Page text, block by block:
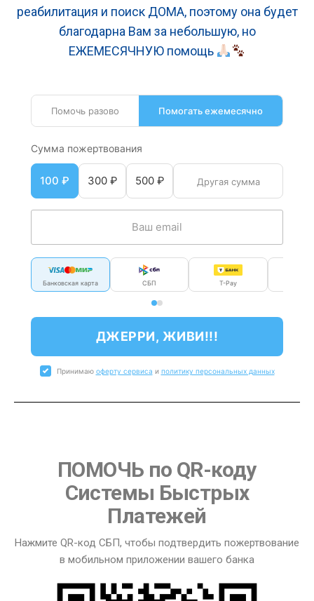
реабилитация и поиск ДОМА, поэтому она будет
благодарна Вам за небольшую, но
ЕЖЕМЕСЯЧНУЮ помощь
Помочь разово Помогать ежемесячно
Сумма пожертвования
100 ₽ 300 ₽ 500 ₽
Банковская карта СБП T-Pay
ДЖЕРРИ, ЖИВИ!!!
Принимаю оферту сервиса и политику персональных данных
ПОМОЧЬ по QR-коду
Системы Быстрых
Платежей
Нажмите QR-код СБП, чтобы подтвердить пожертвование
в мобильном приложении вашего банка